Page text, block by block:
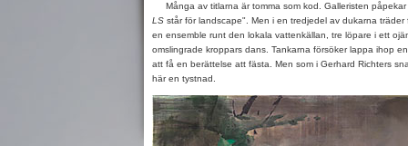
Många av titlarna är tomma som kod. Galleristen påpekar
LS står för landscape". Men i en tredjedel av dukarna träder
en ensemble runt den lokala vattenkällan, tre löpare i ett
omslingrade kroppars dans. Tankarna försöker lappa ihop
att få en berättelse att fästa. Men som i Gerhard Richters
här en tystnad.